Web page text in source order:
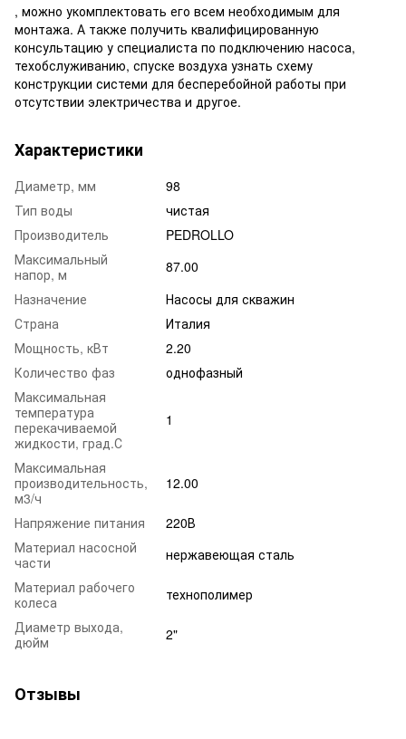
, можно укомплектовать его всем необходимым для
монтажа. А также получить квалифицированную
консультацию у специалиста по подключению насоса,
техобслуживанию, спуске воздуха узнать схему
конструкции системи для бесперебойной работы при
отсутствии электричества и другое.
Характеристики
Диаметр, мм
98
Тип воды
чистая
Производитель
PEDROLLO
Максимальный
напор, м
87.00
Назначение
Насосы для скважин
Страна
Италия
Мощность, кВт
2.20
Количество фаз
однофазный
Максимальная
температура
перекачиваемой
жидкости, град.С
1
Максимальная
производительность,
м3/ч
12.00
Напряжение питания
220В
Материал насосной
части
нержавеющая сталь
Материал рабочего
колеса
технополимер
Диаметр выхода,
дюйм
2"
Отзывы